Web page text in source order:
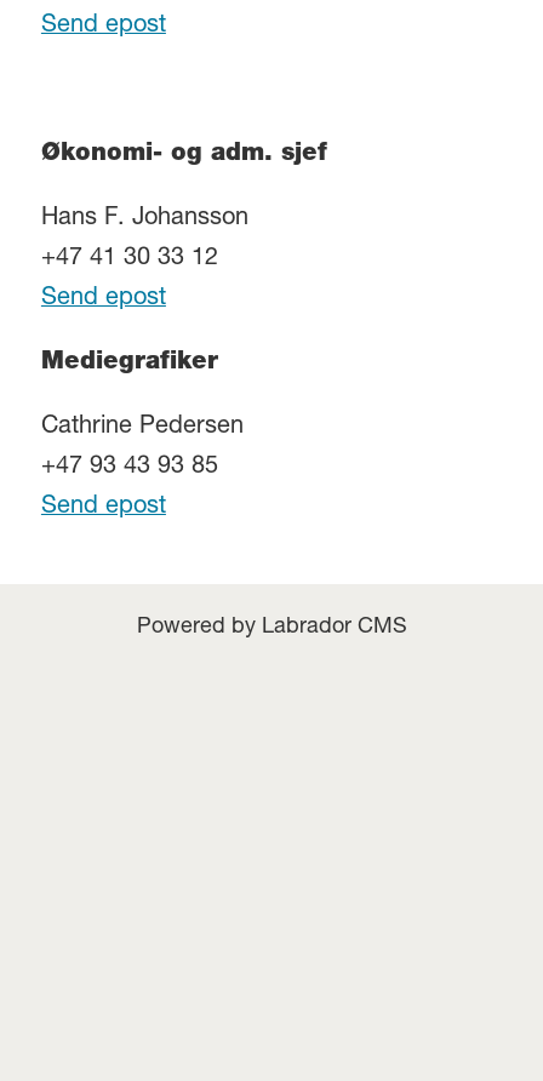
Send epost
Økonomi- og adm. sjef
Hans F. Johansson
+47 41 30 33 12
Send epost
Mediegrafiker
Cathrine Pedersen
+47 93 43 93 85
Send epost
Powered by Labrador CMS